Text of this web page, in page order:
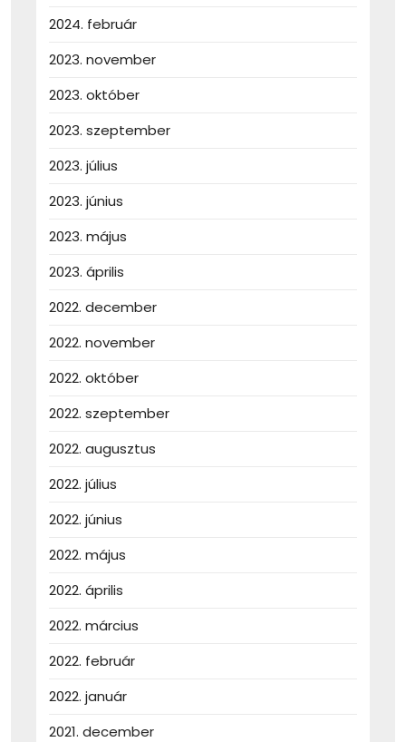
2024. február
2023. november
2023. október
2023. szeptember
2023. július
2023. június
2023. május
2023. április
2022. december
2022. november
2022. október
2022. szeptember
2022. augusztus
2022. július
2022. június
2022. május
2022. április
2022. március
2022. február
2022. január
2021. december